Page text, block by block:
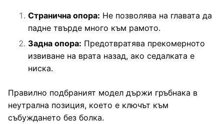
Странична опора: Не позволява на главата да
падне твърде много към рамото.
Задна опора: Предотвратява прекомерното
извиване на врата назад, ако седалката е
ниска.
Правилно подбраният модел държи гръбнака в
неутрална позиция, което е ключът към
събуждането без болка.